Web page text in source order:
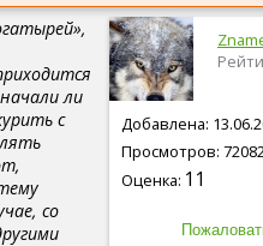
Добавлена:
Просмотров:
Оценка: 11
ли
с
со